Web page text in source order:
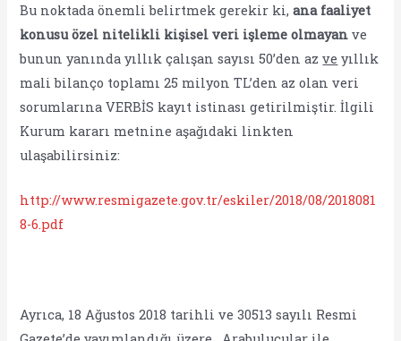
Bu noktada önemli belirtmek gerekir ki,ana faaliyet
konusu özel nitelikli kişisel veri işleme olmayan ve
bunun yanında yıllık çalışan sayısı 50’den azve yıllık
mali bilanço toplamı 25 milyon TL’den az olan veri
sorumlarına VERBİS kayıt istinası getirilmiştir. İlgili
Kurum kararı metnine aşağıdaki linkten
ulaşabilirsiniz:
http://www.resmigazete.gov.tr/eskiler/2018/08/2018081
8-6.pdf
Ayrıca, 18 Ağustos 2018 tarihli ve 30513 sayılı Resmi